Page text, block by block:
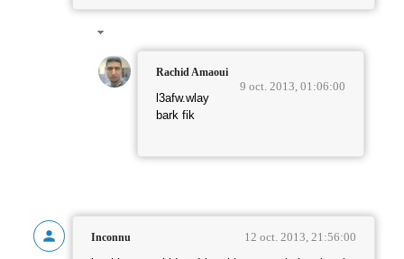
Rachid Amaoui
9 oct. 2013, 01:06:00
l3afw.wlay
bark fik
Inconnu 12 oct. 2013, 21:56:00